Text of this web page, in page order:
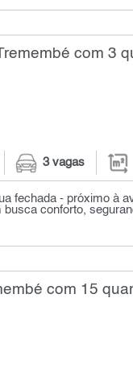
com 3
3 vagas
fechada - próximo à
conforto,
com 15